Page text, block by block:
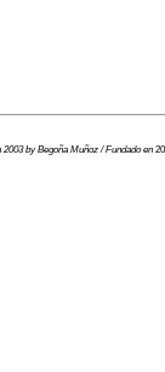
2003 by Begoña Muñoz / Fundado en